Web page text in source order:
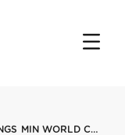
WORLD CUP STANDINGS MIN WORLD CUP 28032021